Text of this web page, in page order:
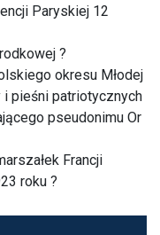
Paryskiej 12
?
okresu Młodej
pieśni patriotycznych
pseudonimu Or
Francji
roku ?